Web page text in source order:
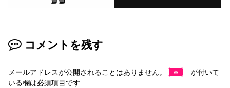
コメントを残す
メールアドレスが公開されることはありません。 ※
が付いて
いる欄は必須項目です